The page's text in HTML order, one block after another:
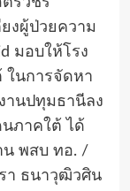
งผู้ป่วยความ
มอบให้โรง
ในการจัดหา
านปทุมธานีลง
นภาคใต้ ได้
น พสบ ทอ. /
า ธนาวุฒิวศิน